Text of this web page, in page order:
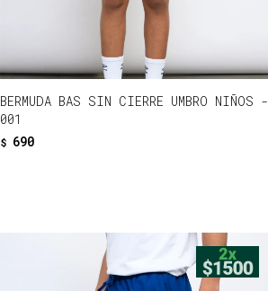
BERMUDA BAS SIN CIERRE UMBRO NIÑOS -
001
$ 690